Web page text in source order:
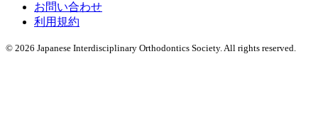
お問い合わせ
利用規約
© 2026 Japanese Interdisciplinary Orthodontics Society. All rights reserved.